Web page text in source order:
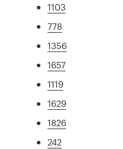
1103
778
1356
1657
1119
1629
1826
242